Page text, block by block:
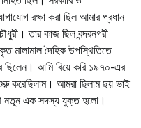
রক্ষা করা ছিল আমার প্রধান
তার কাজ ছিল বন্দরনগরী
মালামাল দৈহিক উপস্থিতিতে
ছিলেন। আমি বিয়ে করি ১৯৭০-এর
করেছিলাম। আমরা ছিলাম ছয় ভাই
নতুন এক সদস্য যুক্ত হলো।